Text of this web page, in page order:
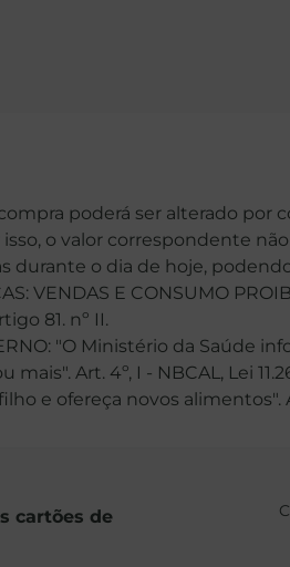
poderá ser alterado
o valor correspondente
durante o dia de hoje,
VENDAS E CONSUMO
81. nº II.
"O Ministério da Saúde
mais". Art. 4º, I - NBCAL, Lei
e ofereça novos alimentos".
cartões de